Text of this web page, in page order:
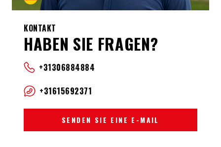
KONTAKT
HABEN SIE FRAGEN?
+31306884884
+31615692371
SENDEN SIE EINE E-MAIL